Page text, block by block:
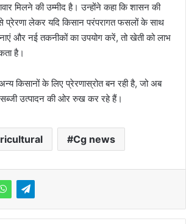
मिलने की उम्मीद है। उन्होंने कहा कि शासन की
प्रेरणा लेकर यदि किसान परंपरागत फसलों के साथ
और नई तकनीकों का उपयोग करें, तो खेती को लाभ
है।
किसानों के लिए प्रेरणास्रोत बन रही है, जो अब
उत्पादन की ओर रुख कर रहे हैं।
Cg news